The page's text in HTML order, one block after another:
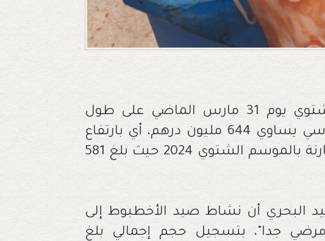
اختتم موسم صيد الأخطبوط الشتوي يوم 31 مارس الماضي على طول
الساحل الوطني بتسجيل رقم قياسي يساوي 644 مليون درهم، أي بارتفاع
ملحوظ نسبته 10,77 في المائة، مقارنة بالموسم الشتوي 2024 حيث بلغ 581
البحري أن نشاط صيد الأخطبوط إلى
"مرضي جدا"، بتسجيل حجم إجمالي بلغ